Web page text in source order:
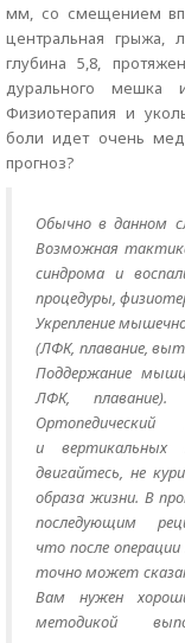
мм, со смещением
центральная грыжа,
глубина 5,8,
дурального мешка
Физиотерапия и
боли идет очень
прогноз?
Обычно в данном
Возможная
синдрома и
процедуры,
Укрепление
(ЛФК, плавание,
Поддержание
ЛФК, плавание).
и вертикальных
двигайтесь, не
образа жизни. В
последующим
что после
точно может
Вам нужен
методикой